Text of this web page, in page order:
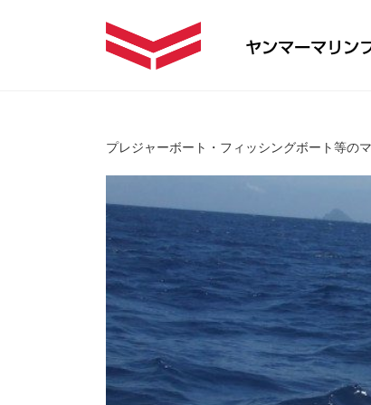
プレジャーボート・フィッシングボート等の